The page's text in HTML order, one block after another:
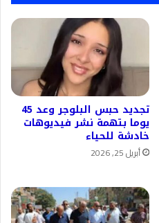
تجديد حبس البلوجر وعد 45
يوما بتهمة نشر فيديوهات
خادشة للحياء
أبريل 25, 2026